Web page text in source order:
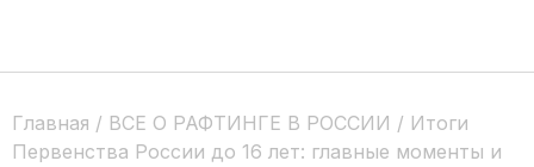
Главная / ВСЕ О РАФТИНГЕ В РОССИИ / Итоги
Первенства России до 16 лет: главные моменты и